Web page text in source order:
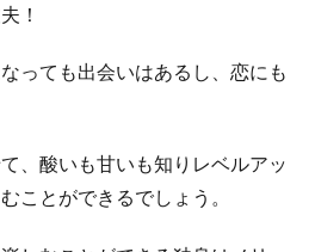
！
っても出会いはあるし、恋にも
、酸いも甘いも知りレベルアッ
ことができるでしょう。